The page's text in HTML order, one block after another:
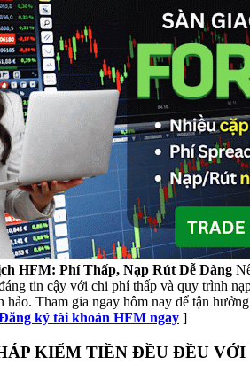
HFM: Phí Thấp, Nạp Rút Dễ Dàng
tin cậy với chi phí thấp và quy trình
hảo. Tham gia ngay hôm nay để tận
ký tài khoản HFM ngay ]
KIẾM TIỀN ĐỀU ĐỀU